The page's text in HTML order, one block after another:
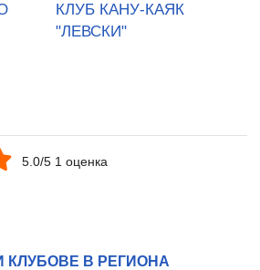
КЛУБ КАНУ-КАЯК
"ЛЕВСКИ"
5.0/5 1 оценка
КЛУБОВЕ В РЕГИОНА